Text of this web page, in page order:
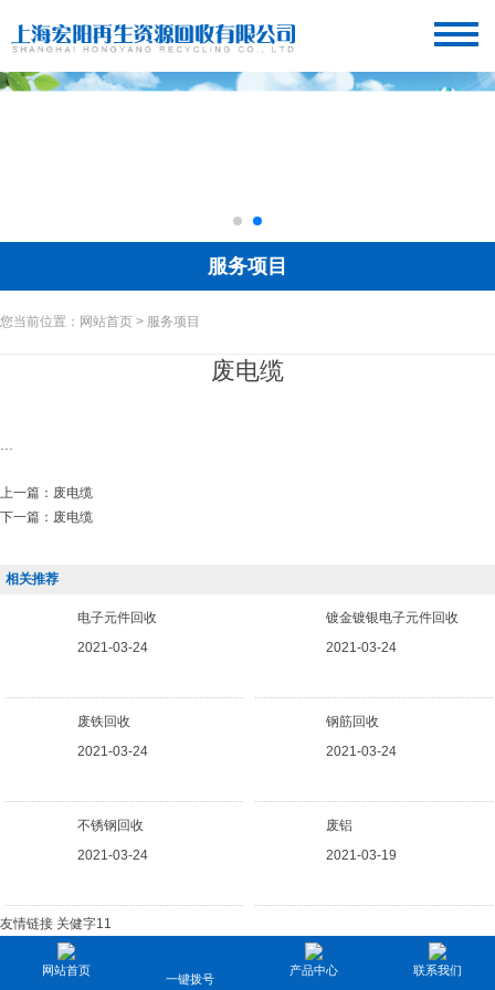
服务项目
您当前位置：网站首页 > 服务项目
废电缆
上一篇： 废电缆
下一篇： 废电缆
相关推荐
电子元件回收
2021-03-24
镀金镀银电子元件回收
2021-03-24
废铁回收
2021-03-24
钢筋回收
2021-03-24
不锈钢回收
2021-03-24
废铝
2021-03-19
友情链接 关健字11
网站首页
一键拨号
产品中心 联系我们